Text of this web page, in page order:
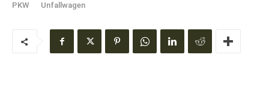
PKW
Unfallwagen